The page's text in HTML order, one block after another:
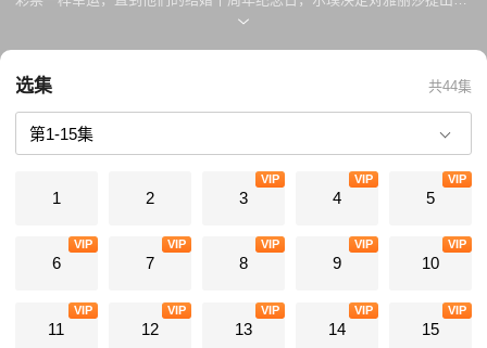
婚，雅丽莎非常伤心。原来幸福的婚姻背后隐藏了诸多不为人知的秘密。
选集 共44集
1 2 3
VIP
4
VIP
5
VIP
6
VIP
7
VIP
8
VIP
9
VIP
10
VIP
11
VIP
12
VIP
13
VIP
14
VIP
15
VIP